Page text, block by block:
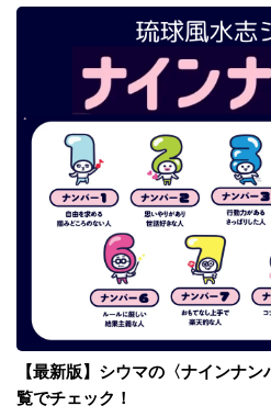
【最新版】シウマの〈ナインナ
覧でチェック！